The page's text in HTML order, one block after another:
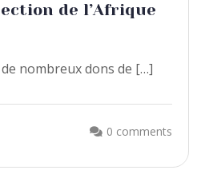
de l’Afrique
nombreux dons de […]
0 comments